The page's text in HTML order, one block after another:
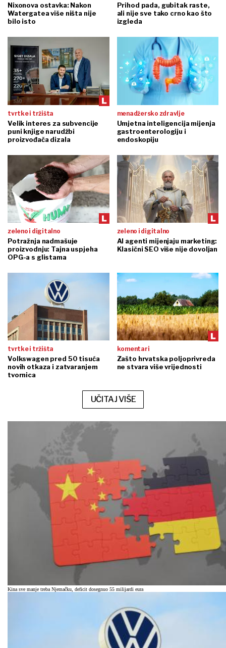
Nixonova ostavka: Nakon
Watergatea više ništa nije
bilo isto
Prihod pada, gubitak raste,
ali nije sve tako crno kao što
izgleda
tvrtke i tržišta
Velik interes za subvencije
puni knjige narudžbi
proizvođača dizala
menadžersko zdravlje
Umjetna inteligencija mijenja
gastroenterologiju i
endoskopiju
zeleno i digitalno
Potražnja nadmašuje
proizvodnju: Tajna uspjeha
OPG-a s glistama
zeleno i digitalno
AI agenti mijenjaju marketing:
Klasični SEO više nije dovoljan
tvrtke i tržišta
Volkswagen pred 50 tisuća
novih otkaza i zatvaranjem
tvornica
komentari
Zašto hrvatska poljoprivreda
ne stvara više vrijednosti
UČITAJ VIŠE
Kina sve manje treba Njemačku, deficit dosegnuo 55 milijardi eura